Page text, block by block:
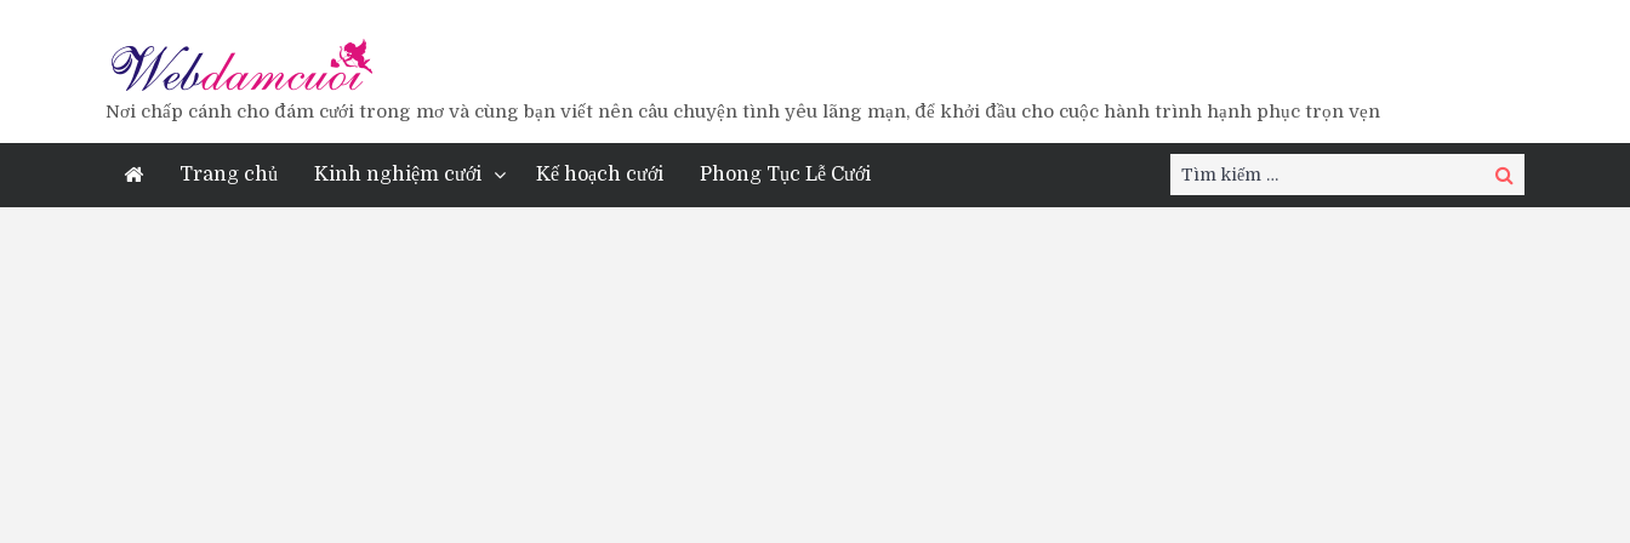
Nơi chấp cánh cho đám cưới trong mơ và cùng bạn viết nên câu chuyện tình yêu lãng mạn, để khởi đầu cho cuộc hành trình hạnh phục trọn vẹn
Trang chủ Kinh nghiệm cưới Kế hoạch cưới Phong Tục Lễ Cưới
Tìm
kiếm:
Tìm
kiếm